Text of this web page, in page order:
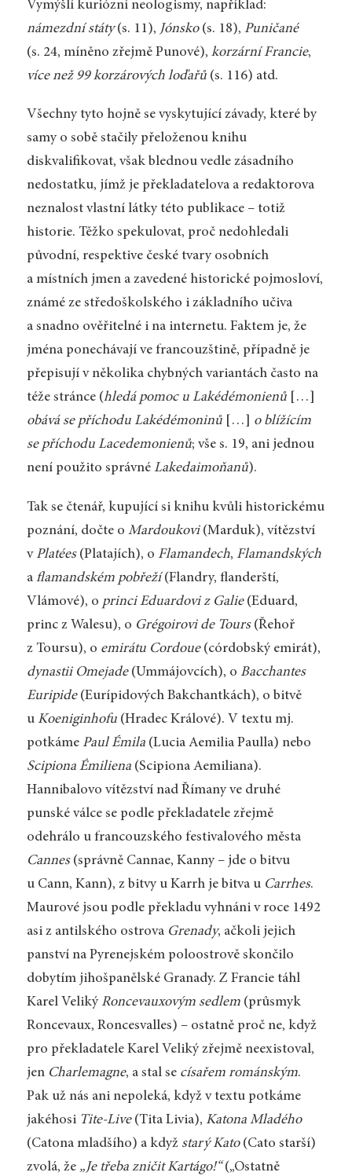
Vymýšlí kuriózní neologismy, například:
námezdní státy(s. 11), Jónsko(s. 18), Puničané
(s. 24, míněno zřejmě Punové), korzární Francie,
více než 99 korzárových loďařů(s. 116) atd.
Všechny tyto hojně se vyskytující závady, které by
samy o sobě stačily přeloženou knihu
diskvalifikovat, však blednou vedle zásadního
nedostatku, jímž je překladatelova a redaktorova
neznalost vlastní látky této publikace – totiž
historie. Těžko spekulovat, proč nedohledali
původní, respektive české tvary osobních
a místních jmen a zavedené historické pojmosloví,
známé ze středoškolského i základního učiva
a snadno ověřitelné i na internetu. Faktem je, že
jména ponechávají ve francouzštině, případně je
přepisují v několika chybných variantách často na
téže stránce (hledá pomoc u Lakédémonienů
[…]
obává se příchodu Lakédémoninů
[…]
o blížícím
se příchodu Lacedemonienů; vše s. 19, ani jednou
není použito správné Lakedaimoňanů).
Tak se čtenář, kupující si knihu kvůli historickému
poznání, dočte o Mardoukovi(Marduk), vítězství
v Platées(Platajích), o Flamandech, Flamandských
aflamandském pobřeží(Flandry, flanderští,
Vlámové), o princi Eduardovi z Galie(Eduard,
princ z Walesu), o Grégoirovi de Tours(Řehoř
z Toursu), o emirátu Cordoue(córdobský emirát),
dynastii Omejade(Ummájovcích), o Bacchantes
Euripide(Eurípidových Bakchantkách), o bitvě
u Koeniginhofu(Hradec Králové). V textu mj.
potkáme Paul Émila(Lucia Aemilia Paulla) nebo
Scipiona Émiliena(Scipiona Aemiliana).
Hannibalovo vítězství nad Římany ve druhé
punské válce se podle překladatele zřejmě
odehrálo u francouzského festivalového města
Cannes (správně Cannae, Kanny – jde o bitvu
u Cann, Kann), z bitvy u Karrh je bitva u Carrhes.
Maurové jsou podle překladu vyhnáni v roce 1492
asi z antilského ostrova Grenady, ačkoli jejich
panství na Pyrenejském poloostrově skončilo
dobytím jihošpanělské Granady. Z Francie táhl
Karel VelikýRoncevauxovým sedlem(průsmyk
Roncevaux, Roncesvalles) – ostatně proč ne, když
pro překladatele Karel Veliký zřejmě neexistoval,
jen Charlemagne, a stal se císařem románským.
Pak už nás ani nepoleká, když v textu potkáme
jakéhosi Tite-Live(Tita Livia), Katona Mladého
(Catona mladšího) a když starý Kato(Cato starší)
zvolá, že „Je třeba zničit Kartágo!“(„Ostatně